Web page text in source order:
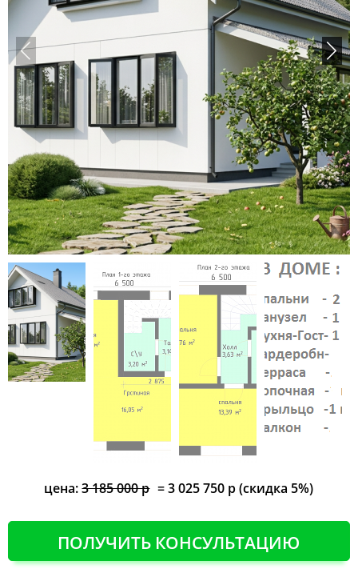
цена:3 185 000 р = 3 025 750 р (скидка 5%)
ПОЛУЧИТЬ КОНСУЛЬТАЦИЮ